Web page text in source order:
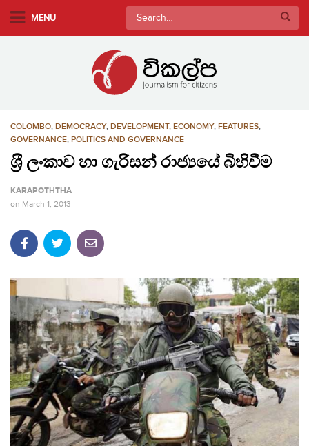
MENU
Search
for:
COLOMBO, DEMOCRACY, DEVELOPMENT, ECONOMY, FEATURES,
GOVERNANCE, POLITICS AND GOVERNANCE
ශ‍්‍රී ලංකාව හා ගැරිසන් රාජ්‍යයේ බිහිවීම
KARAPOTHTHA
on March 1, 2013